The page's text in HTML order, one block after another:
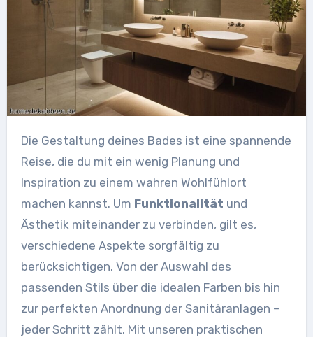
Die Gestaltung deines Bades ist eine spannende
Reise, die du mit ein wenig Planung und
Inspiration zu einem wahren Wohlfühlort
machen kannst. Um Funktionalität und
Ästhetik miteinander zu verbinden, gilt es,
verschiedene Aspekte sorgfältig zu
berücksichtigen. Von der Auswahl des
passenden Stils über die idealen Farben bis hin
zur perfekten Anordnung der Sanitäranlagen –
jeder Schritt zählt. Mit unseren praktischen